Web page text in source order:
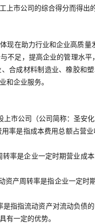
上市公司的综合得分而得
现在助力行业和企业高质
不足，提高企业的管理水
合成材料制造业、橡胶和
和企业服务。
上市公司（公司简称：圣安
用率是指成本费用总额占营
转率是企业一定时期营业成
资产周转率是指企业一定时
是指指流动资产对流动负债
有一定的优势。